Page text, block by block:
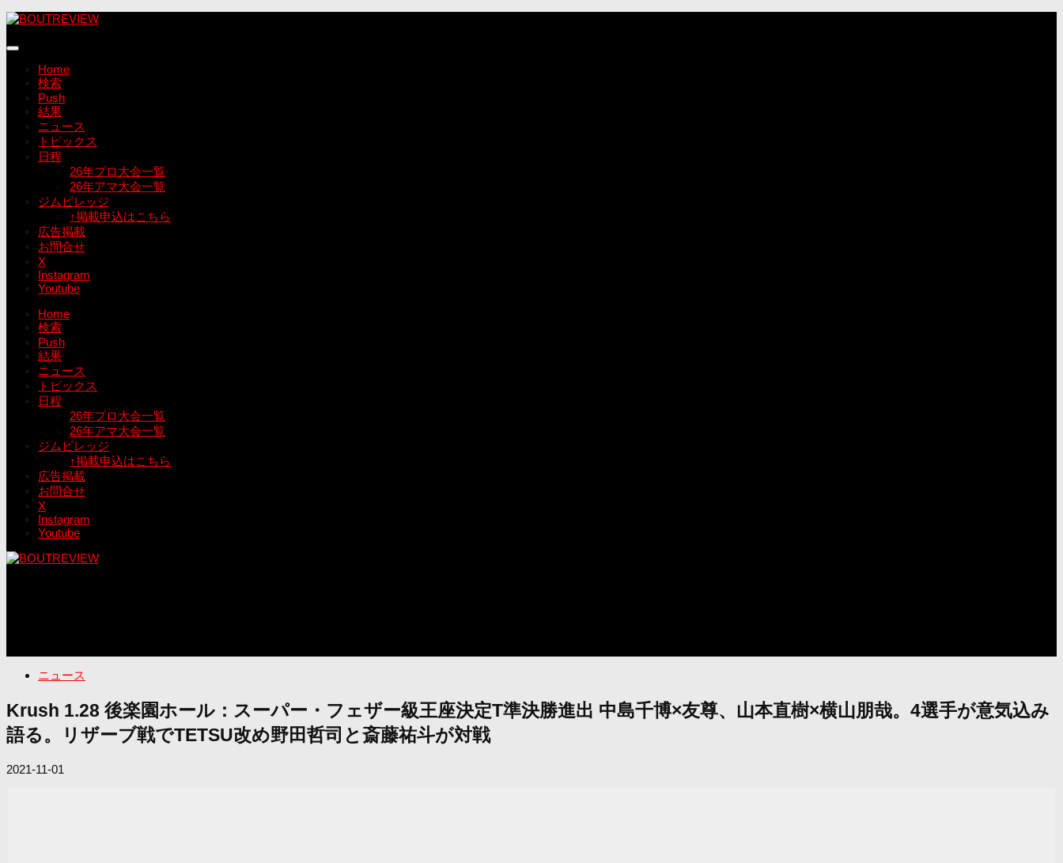
コ
テ
Home
検索
Push
結果
ニュース
トピックス
日程
26年プロ大会一覧
26年アマ大会一覧
ジムビレッジ
↑掲載申込はこちら
広告掲載
お問合せ
X
Instagram
Youtube
Home
検索
Push
結果
ニュース
トピックス
日程
26年プロ大会一覧
26年アマ大会一覧
ジムビレッジ
↑掲載申込はこちら
広告掲載
お問合せ
X
Instagram
Youtube
ニュース
Krush 1.28 後楽園ホール：スーパー・フェザー級王座決定T準決勝進出 中島千博×友尊、山本直樹×横山朋哉。4選手が意気込み
語る。リザーブ戦でTETSU改め野田哲司と斎藤祐斗が対戦
2021-11-01